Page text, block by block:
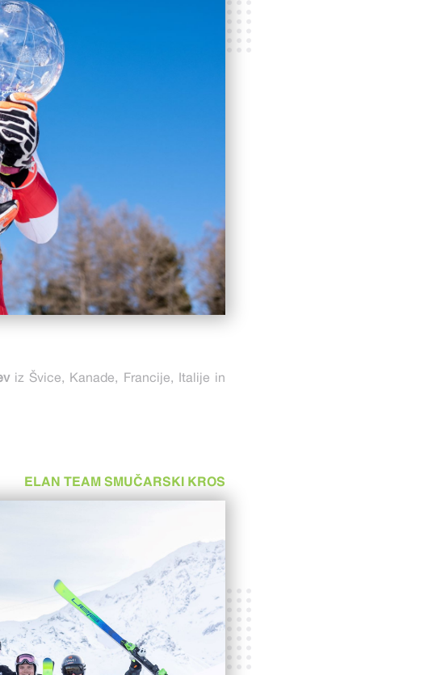
iz Švice, Kanade, Francije, Italije in
ELAN TEAM SMUČARSKI KROS